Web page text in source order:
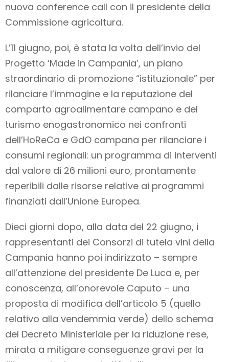
nuova conference call con il presidente della
Commissione agricoltura.
L’11 giugno, poi, è stata la volta dell’invio del
Progetto ‘Made in Campania’, un piano
straordinario di promozione “istituzionale” per
rilanciare l’immagine e la reputazione del
comparto agroalimentare campano e del
turismo enogastronomico nei confronti
dell’HoReCa e GdO campana per rilanciare i
consumi regionali: un programma di interventi
dal valore di 26 milioni euro, prontamente
reperibili dalle risorse relative ai programmi
finanziati dall’Unione Europea.
Dieci giorni dopo, alla data del 22 giugno, i
rappresentanti dei Consorzi di tutela vini della
Campania hanno poi indirizzato – sempre
all’attenzione del presidente De Luca e, per
conoscenza, all’onorevole Caputo – una
proposta di modifica dell’articolo 5 (quello
relativo alla vendemmia verde) dello schema
del Decreto Ministeriale per la riduzione rese,
mirata a mitigare conseguenze gravi per la